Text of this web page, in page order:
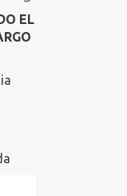
EL